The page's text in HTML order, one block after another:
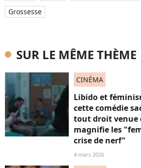
Grossesse
SUR LE MÊME THÈME
CINÉMA
Libido et
cette comédie
tout droit venue
magnifie les
crise de nerf"
4 mars 2026